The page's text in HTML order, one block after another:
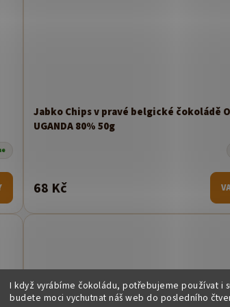
I když vyrábíme čokoládu, potřebujeme používat i
budete moci vychutnat náš web do posledního
Jabko Chips v pravé belgické čokoládě
UGANDA 80% 50g
68 Kč